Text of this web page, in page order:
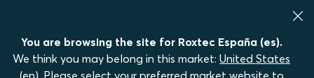
You are browsing the site for Roxtec España (es).
We think you may belong in this market: United States
(en). Please select your preferred market website to